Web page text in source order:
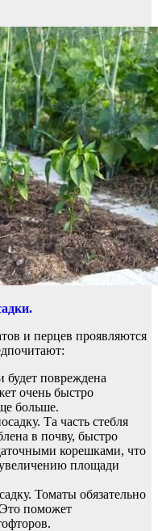
и перцев проявляются
будет повреждена
очень быстро
больше.
Та часть стебля
в почву, быстро
корешками, что
площади
Томаты обязательно
поможет